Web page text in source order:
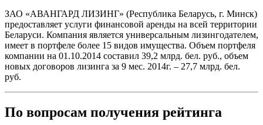
ЗАО «АВАНГАРД ЛИЗИНГ» (Республика Беларусь, г. Минск)
предоставляет услуги финансовой аренды на всей территории
Беларуси. Компания является универсальным лизингодателем,
имеет в портфеле более 15 видов имущества. Объем портфеля
компании на 01.10.2014 составил 39,2 млрд. бел. руб., объем
новых договоров лизинга за 9 мес. 2014г. – 27,7 млрд. бел.
руб.
По вопросам получения рейтинга